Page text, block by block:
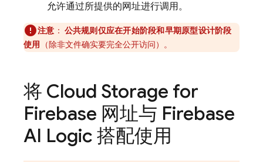
允许通过所提供的网址进行调用。
注意 ： 公共规则仅应在开始阶段和早期原型设计阶段
使用 （除非文件确实要完全公开访问）。
将 Cloud Storage for
Firebase 网址与 Firebase
AI Logic 搭配使用